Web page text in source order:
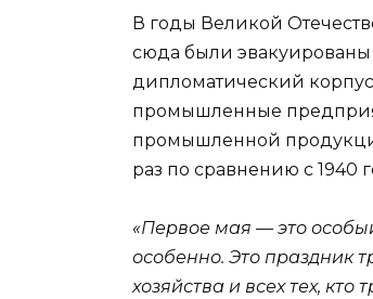
В годы Великой
сюда были эвакуированы
дипломатический
промышленные
промышленной
раз по сравнению с 1940
«Первое мая — это
особенно. Это праздник
хозяйства и всех тех,